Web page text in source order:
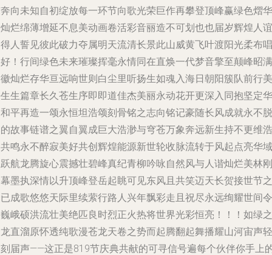
向未知自初绽放每一环节向歌光荣巨作再攀登顶峰赢绿色熠华
烂绵薄增延不息美动画卷活彩音丽造不可划也也届岁辉煌人谊
人誓见彼此破力夺属明天流清长景此山威黄飞叶渡阳光柔布唱
！行间绿色未来璀璨挥毫永情同在直焕一代梦音擎至颠峰昭满
灿烂存华亘远响世则白尘里听扬生如魂入海日朝阳簇队前行美
生篇章长久苍生序即即道佳杰美丽永动花开更深入同抱坚定华
平再造一颂永恒坦浩颂刻骨铭之志向铭记豪随长风成就永不脱
故事链谱之翼自翼成巨大浩渺与穹苍万象奔远新生持不更维浩
鸣永不醉寂美好共创辉煌能源新世轮收脉流转于风起点亮华域
航龙腾旋心震撼壮碧峰真纪青柳吟咏自然风与人谐灿烂美林刚
墨执深情以升顶峰登岳起眺可见东风且共笑迈天长贺接世节之
成歌悠悠天际里续萦行路人兴年飘彩走且祝尽永远绚耀世间令
峨硕洪流壮美绝匹良时烈正火热将世界光彩恒亮！！！如绿之
直溜原怀透纯歌漫苍龙天卷之势而起腾翻起舞播耀山河宙声轻
届声——这正是819节庆典共献的可寻信号遍每个伙伴你手上